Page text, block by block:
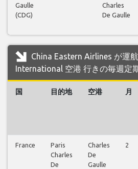
Gaulle
(CDG)
Charles
De Gaulle
China Eastern Airlines が運
International 空港 行きの毎週定
国 目的地 空港 月
France
Paris
Charles
De
Charles
De
Gaulle
2